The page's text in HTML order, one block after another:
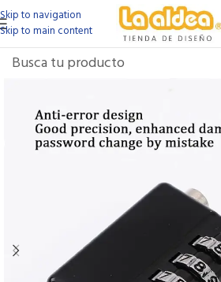
Skip to navigation
Skip to main content